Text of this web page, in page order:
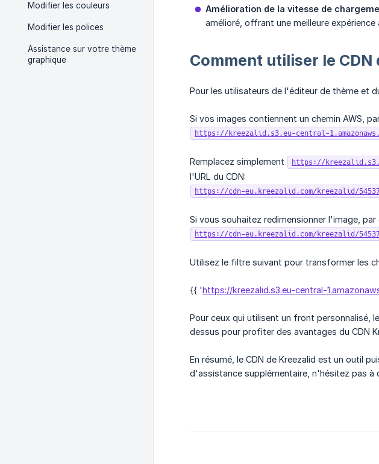
Modifier les couleurs
Modifier les polices
Assistance sur votre thème
graphique
Amélioration de la vitesse de
amélioré, offrant une meilleure expérience
Comment utiliser le CDN
Pour les utilisateurs de l'éditeur de thème et
Si vos images contiennent un chemin AWS,
https://kreezalid.s3.eu-central-
Remplacez simplement https://
l'URL du CDN:
https://cdn-eu.kreezalid.com/kreezalid/
Si vous souhaitez redimensionner l'image,
https://cdn-eu.kreezalid.com/kreezalid/
Utilisez le filtre suivant pour transformer les
{{ 'https://kreezalid.s3.eu-central-
Pour ceux qui utilisent un front personnalisé,
dessus pour profiter des avantages du CDN
En résumé, le CDN de Kreezalid est un outil
d'assistance supplémentaire, n'hésitez pas à